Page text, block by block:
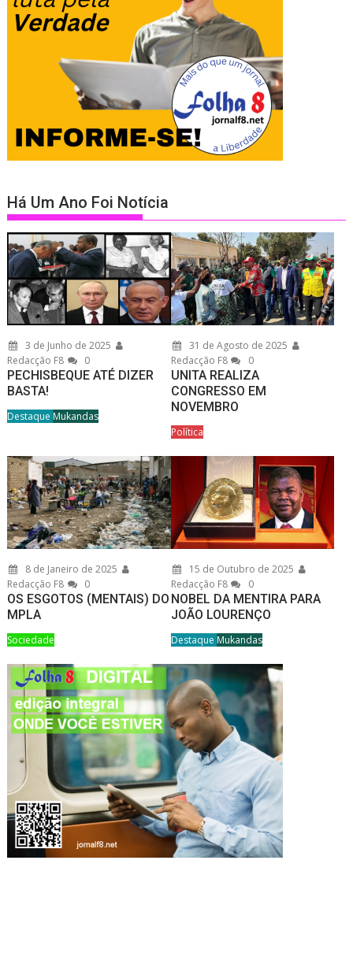
Há Um Ano Foi Notícia
3 de Junho de 2025
Redacção F8
0
PECHISBEQUE ATÉ DIZER
BASTA!
Destaque Mukandas
31 de Agosto de 2025
Redacção F8
0
UNITA REALIZA
CONGRESSO EM
NOVEMBRO
Política
8 de Janeiro de 2025
Redacção F8
0
OS ESGOTOS (MENTAIS) DO
MPLA
Sociedade
15 de Outubro de 2025
Redacção F8
0
NOBEL DA MENTIRA PARA
JOÃO LOURENÇO
Destaque Mukandas